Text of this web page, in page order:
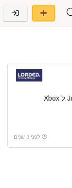
לפני 3 שנים